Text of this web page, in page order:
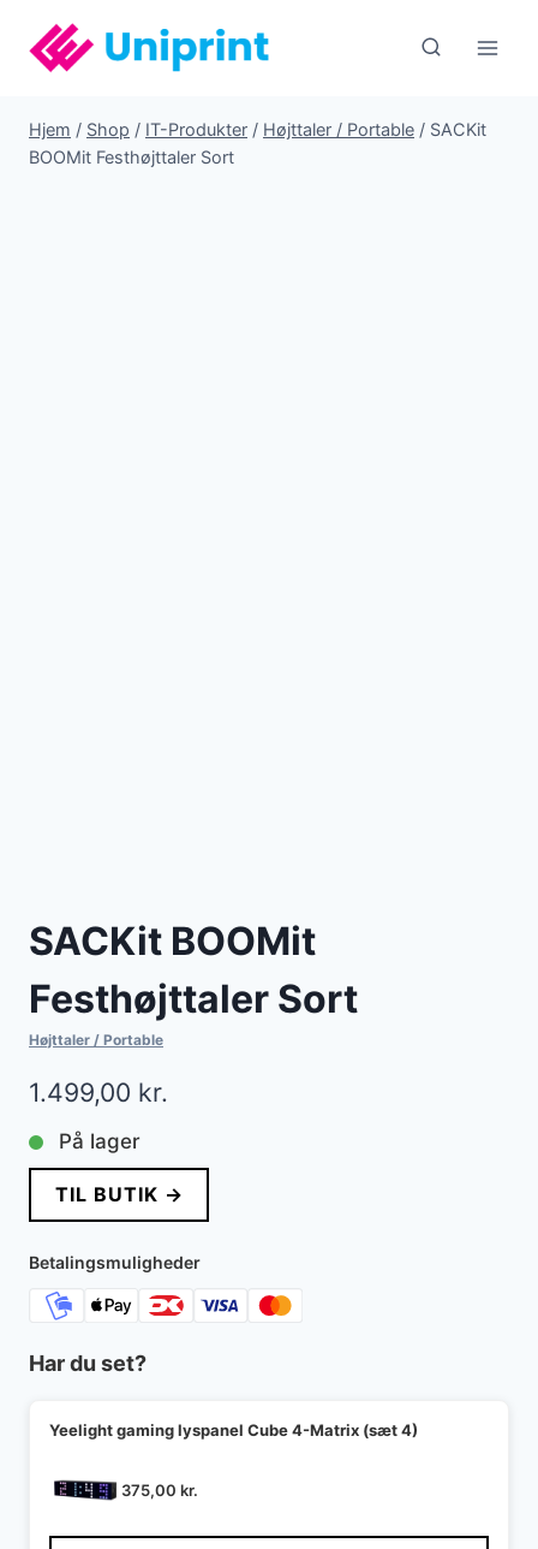
indhold
Hjem / Shop / IT-Produkter / Højttaler / Portable / SACKit
BOOMit Festhøjttaler Sort
SACKit BOOMit
Festhøjttaler Sort
Højttaler / Portable
1.499,00 kr.
På lager
TIL BUTIK →
Betalingsmuligheder
Har du set?
Yeelight gaming lyspanel Cube 4-Matrix (sæt 4)
375,00 kr.